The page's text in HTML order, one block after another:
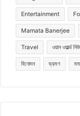
Entertainment
Mamata Banerjee
Travel ওয়ান ওয়ার্ল্ড
বিনোদন ভ্রমণ